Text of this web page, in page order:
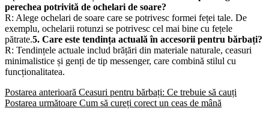
perechea potrivită de ochelari de soare?
R: Alege ochelari de soare care se potrivesc formei feței tale. De
exemplu, ochelarii rotunzi se potrivesc cel mai bine cu fețele
pătrate.5. Care este tendința actuală în accesorii pentru bărbați?
R: Tendințele actuale includ brățări din materiale naturale, ceasuri
minimalistice și genți de tip messenger, care combină stilul cu
funcționalitatea.
Postarea anterioară Ceasuri pentru bărbați: Ce trebuie să cauți
Postarea următoare Cum să cureți corect un ceas de mână